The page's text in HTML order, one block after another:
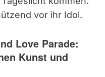
vor ihr Idol.
Love Parade:
Kunst und